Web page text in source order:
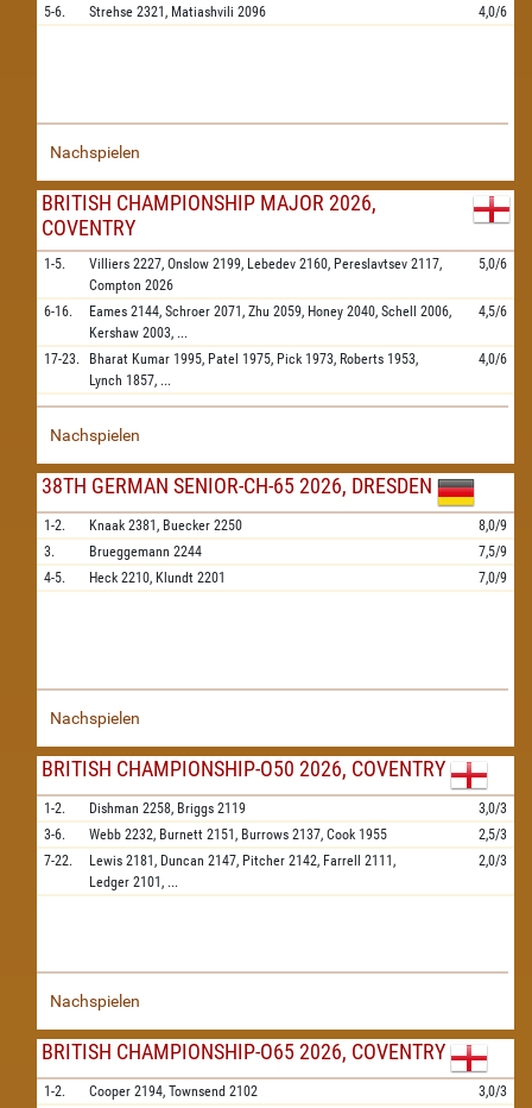
5-6.
Strehse 2321, Matiashvili 2096 4,0/6
Nachspielen
BRITISH CHAMPIONSHIP MAJOR 2026,
COVENTRY
1-5. Villiers 2227, Onslow 2199, Lebedev 2160, Pereslavtsev 2117,
Compton 2026
5,0/6
6-16. Eames 2144, Schroer 2071, Zhu 2059, Honey 2040, Schell
2006,
Kershaw 2003, ...
4,5/6
17-23. Bharat Kumar 1995, Patel 1975, Pick 1973, Roberts 1953,
Lynch 1857, ...
4,0/6
Nachspielen
38TH GERMAN SENIOR-CH-65 2026, DRESDEN
1-2. Knaak 2381, Buecker 2250
8,0/9
3.
Brueggemann 2244
7,5/9
4-5.
Heck 2210, Klundt 2201 7,0/9
Nachspielen
BRITISH CHAMPIONSHIP-O50 2026, COVENTRY
1-2. Dishman 2258, Briggs 2119
3,0/3
3-6.
Webb 2232, Burnett 2151, Burrows 2137, Cook 1955
2,5/3
7-22.
Lewis 2181, Duncan 2147, Pitcher 2142, Farrell
2111,
Ledger 2101, ...
2,0/3
Nachspielen
BRITISH CHAMPIONSHIP-O65 2026, COVENTRY
1-2. Cooper 2194, Townsend 2102
3,0/3